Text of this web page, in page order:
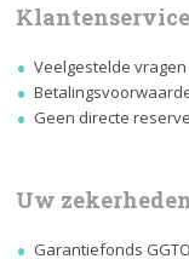
Klantenservice
Veelgestelde vragen
Geen directe
Uw
Garantiefonds GGTO